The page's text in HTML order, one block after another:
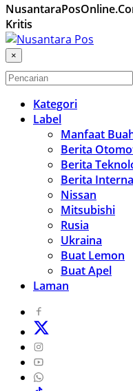
Kritis
×
Kategori
Label
Manfaat
Berita
Berita
Berita
Nissan
Mitsubishi
Rusia
Ukraina
Buat Lemon
Buat Apel
Laman